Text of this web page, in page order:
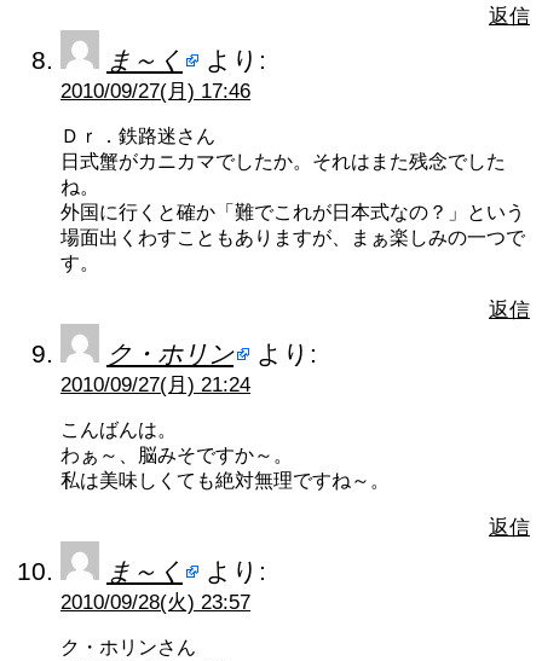
返信
ま～く より:
2010/09/27(月) 17:46
Ｄｒ．鉄路迷さん
日式蟹がカニカマでしたか。それはまた残念でした
ね。
外国に行くと確か「難でこれが日本式なの？」という
場面出くわすこともありますが、まぁ楽しみの一つで
す。
返信
ク・ホリン より:
2010/09/27(月) 21:24
こんばんは。
わぁ～、脳みそですか～。
私は美味しくても絶対無理ですね～。
返信
ま～く より:
2010/09/28(火) 23:57
ク・ホリンさん